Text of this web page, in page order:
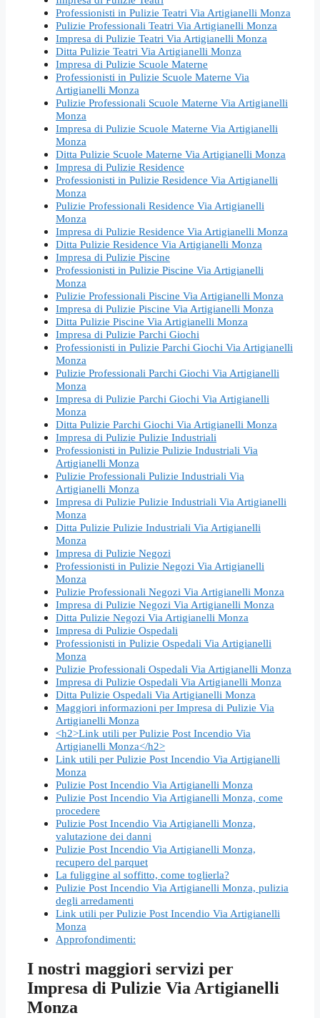
Professionisti in Pulizie Teatri Via Artigianelli Monza
Pulizie Professionali Teatri Via Artigianelli Monza
Impresa di Pulizie Teatri Via Artigianelli Monza
Ditta Pulizie Teatri Via Artigianelli Monza
Impresa di Pulizie Scuole Materne
Professionisti in Pulizie Scuole Materne Via
Artigianelli Monza
Pulizie Professionali Scuole Materne Via Artigianelli
Monza
Impresa di Pulizie Scuole Materne Via Artigianelli
Monza
Ditta Pulizie Scuole Materne Via Artigianelli Monza
Impresa di Pulizie Residence
Professionisti in Pulizie Residence Via Artigianelli
Monza
Pulizie Professionali Residence Via Artigianelli
Monza
Impresa di Pulizie Residence Via Artigianelli Monza
Ditta Pulizie Residence Via Artigianelli Monza
Impresa di Pulizie Piscine
Professionisti in Pulizie Piscine Via Artigianelli
Monza
Pulizie Professionali Piscine Via Artigianelli Monza
Impresa di Pulizie Piscine Via Artigianelli Monza
Ditta Pulizie Piscine Via Artigianelli Monza
Impresa di Pulizie Parchi Giochi
Professionisti in Pulizie Parchi Giochi Via Artigianelli
Monza
Pulizie Professionali Parchi Giochi Via Artigianelli
Monza
Impresa di Pulizie Parchi Giochi Via Artigianelli
Monza
Ditta Pulizie Parchi Giochi Via Artigianelli Monza
Impresa di Pulizie Pulizie Industriali
Professionisti in Pulizie Pulizie Industriali Via
Artigianelli Monza
Pulizie Professionali Pulizie Industriali Via
Artigianelli Monza
Impresa di Pulizie Pulizie Industriali Via Artigianelli
Monza
Ditta Pulizie Pulizie Industriali Via Artigianelli
Monza
Impresa di Pulizie Negozi
Professionisti in Pulizie Negozi Via Artigianelli
Monza
Pulizie Professionali Negozi Via Artigianelli Monza
Impresa di Pulizie Negozi Via Artigianelli Monza
Ditta Pulizie Negozi Via Artigianelli Monza
Impresa di Pulizie Ospedali
Professionisti in Pulizie Ospedali Via Artigianelli
Monza
Pulizie Professionali Ospedali Via Artigianelli Monza
Impresa di Pulizie Ospedali Via Artigianelli Monza
Ditta Pulizie Ospedali Via Artigianelli Monza
Maggiori informazioni per Impresa di Pulizie Via
Artigianelli Monza
<h2>Link utili per Pulizie Post Incendio Via
Artigianelli Monza</h2>
Link utili per Pulizie Post Incendio Via Artigianelli
Monza
Pulizie Post Incendio Via Artigianelli Monza
Pulizie Post Incendio Via Artigianelli Monza, come
procedere
Pulizie Post Incendio Via Artigianelli Monza,
valutazione dei danni
Pulizie Post Incendio Via Artigianelli Monza,
recupero del parquet
La fuliggine al soffitto, come toglierla?
Pulizie Post Incendio Via Artigianelli Monza, pulizia
degli arredamenti
Link utili per Pulizie Post Incendio Via Artigianelli
Monza
Approfondimenti:
I nostri maggiori servizi per
Impresa di Pulizie Via Artigianelli
Monza